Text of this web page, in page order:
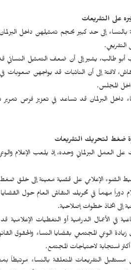
على التشريعات
بالنساء إلى حد كبير بحجم تمثيلهن داخل
أبو طالب، يشير إلى أن ضعف التمثيل
لافتة إلى أن النائبات قد يواجهن صعوبات
المجلس.
داخل البرلمان قد تساعد في تعزيز فرص تمرير
ضغط لتحريك التشريعات
على العمل البرلماني وحده، إذ يلعب الإعلام
الضوء الإعلامي على قضية معينة إلى خلق
دوراً مهماً في تحريك النقاش العام حول
إلى اتخاذ خطوات إصلاحية.
في الأعمال الدرامية أو التغطيات الإعلامية
زيادة الوعي المجتمعي بقضايا النساء والحقوق
استجابة لاحتياجات المجتمع.
التشريعات المتعلقة بالنساء مرتبطاً